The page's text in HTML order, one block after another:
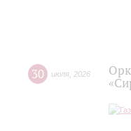
30 июля 2026